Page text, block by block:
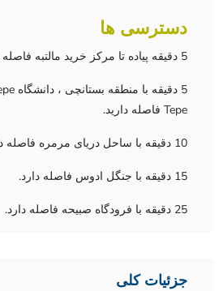
دسترسی ها
5 دقیقه پیاده تا مرکز خرید مالتبه فاصله دارد
Tepe فاصله دارید.
10 دقیقه با ساحل دریای مرمره فاصله دارد.
15 دقیقه با جنگل ادوس فاصله دارد.
25 دقیقه با فرودگاه صبیحه فاصله دارد.
جزئیات کلی